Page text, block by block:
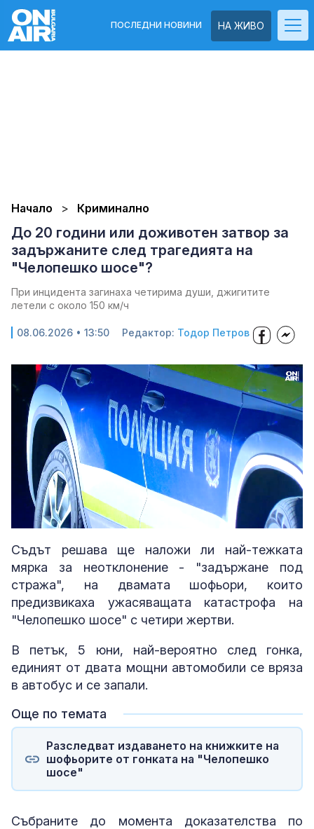
НА ЖИВО
ПОСЛЕДНИ НОВИНИ
Начало Криминално
До 20 години или доживотен затвор за
задържаните след трагедията на
"Челопешко шосе"?
При инцидента загинаха четирима души, джигитите
летели с около 150 км/ч
08.06.2026 • 13:50 Редактор: Тодор Петров
Unmute Loaded
68.99%
Съдът решава ще наложи ли най-тежката
мярка за неотклонение - "задържане под
стража", на двамата шофьори, които
предизвикаха ужасяващата катастрoфа на
"Челопешко шосе" с четири жертви.
В петък, 5 юни, най-вероятно след гонка,
единият от двата мощни автомобили се вряза
в автобус и се запали.
Още по темата
Разследват издаването на книжките на
шофьорите от гонката на "Челопешко
шосе"
Събраните до момента доказателства по